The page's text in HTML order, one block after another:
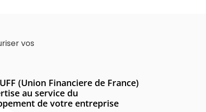
vos
(Union Financiere de France)
au service du
de votre entreprise